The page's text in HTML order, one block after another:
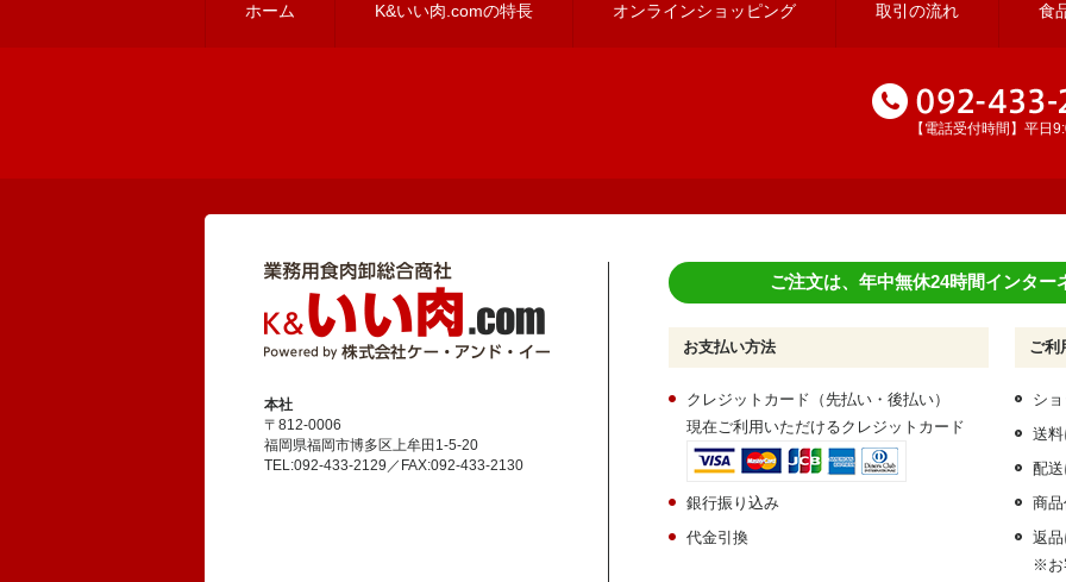
ホーム K&いい肉.comの特長 オンラインショッピング 取引の流れ 食
【電話受付時間】平日
本社
〒812-0006
福岡県福岡市博多区上牟田1-5-20
TEL:092-433-2129／FAX:092-433-2130
ご注文は、年中無休24時間インター
お支払い方法
クレジットカード（先払い・後払い）
現在ご利用いただけるクレジットカード
銀行振り込み
代金引換
ご利
シ
送
配
商
返
※お